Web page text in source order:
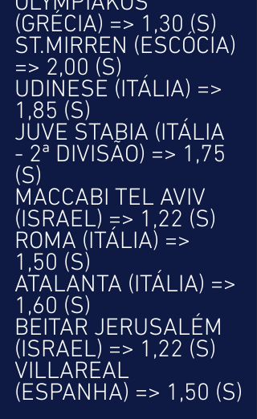
(GRÉCIA) => 1,30 (S)
ST.MIRREN (ESCÓCIA)
=> 2,00 (S)
UDINESE (ITÁLIA) =>
1,85 (S)
JUVE STABIA (ITÁLIA
- 2ª DIVISÃO) => 1,75
(S)
MACCABI TEL AVIV
(ISRAEL) => 1,22 (S)
ROMA (ITÁLIA) =>
1,50 (S)
ATALANTA (ITÁLIA) =>
1,60 (S)
BEITAR JERUSALÉM
(ISRAEL) => 1,22 (S)
VILLAREAL
(ESPANHA) => 1,50 (S)